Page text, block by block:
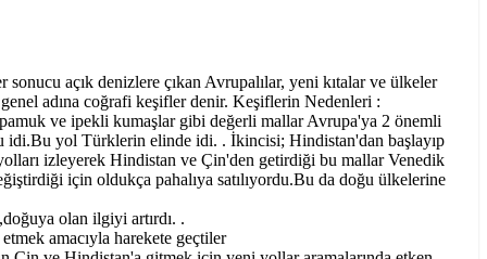
açık denizlere çıkan Avrupalılar, yeni kıtalar ve ülkeler
adına coğrafi keşifler denir. Keşiflerin Nedenleri :
ve ipekli kumaşlar gibi değerli mallar Avrupa'ya 2 önemli
idi.Bu yol Türklerin elinde idi. . İkincisi; Hindistan'dan başlayıp
izleyerek Hindistan ve Çin'den getirdiği bu mallar Venedik
için oldukça pahalıya satılıyordu.Bu da doğu ülkelerine
olan ilgiyi artırdı. .
amacıyla harekete geçtiler